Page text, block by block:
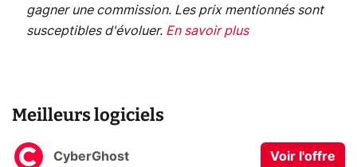
gagner une commission. Les prix mentionnés sont
susceptibles d'évoluer. En savoir plus
Meilleurs logiciels
CyberGhost Voir l'offre